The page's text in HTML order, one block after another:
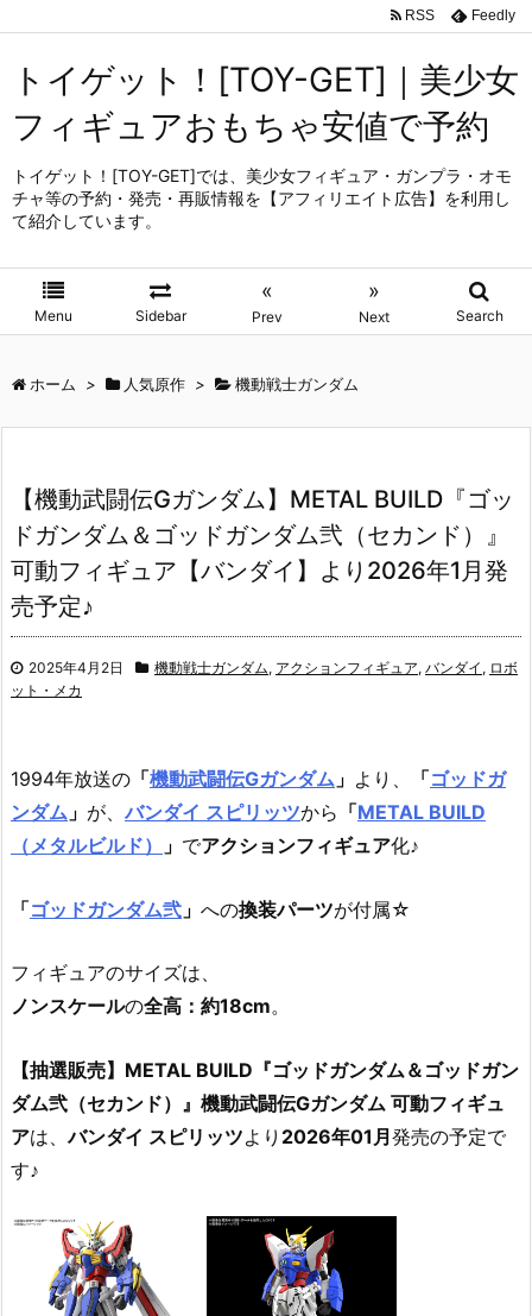
トイゲット！[TOY-GET]｜美少女
フィギュアおもちゃ安値で予約
トイゲット！[TOY-GET]では、美少女フィギュア・ガンプラ・オモ
チャ等の予約・発売・再販情報を【アフィリエイト広告】を利用し
て紹介しています。
Menu Sidebar
«
Prev
»
Next Search
RSS Feedly
ホーム > 人気原作 > 機動戦士ガンダム
【機動武闘伝Gガンダム】METAL BUILD『ゴッ
ドガンダム＆ゴッドガンダム弐（セカンド）』
可動フィギュア【バンダイ】より2026年1月発
売予定♪
2025年4月2日 機動戦士ガンダム, アクションフィギュア, バンダイ , ロボ
ット・メカ
1994年放送の 「機動武闘伝Gガンダム 」 より、 「ゴッドガ
ンダム 」 が、バンダイ スピリッツから 「METAL BUILD
（メタルビルド）
」 でアクションフィギュア化♪
「ゴッドガンダム弐 」 への換装パーツが付属☆
フィギュアのサイズは、
ノンスケールの全高：約18cm。
【抽選販売】METAL BUILD『ゴッドガンダム＆ゴッドガン
ダム弐（セカンド）』機動武闘伝Gガンダム 可動フィギュ
アは、バンダイ スピリッツより 2026年01月発売の予定で
す♪